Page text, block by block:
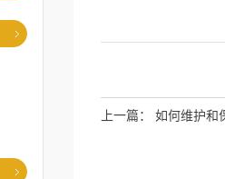
上一篇： 如何维护和